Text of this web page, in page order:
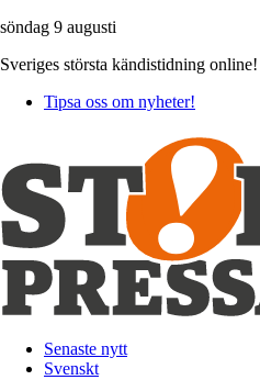
söndag 9 augusti
Sveriges största kändistidning online!
Tipsa oss om nyheter!
Senaste nytt
Svenskt